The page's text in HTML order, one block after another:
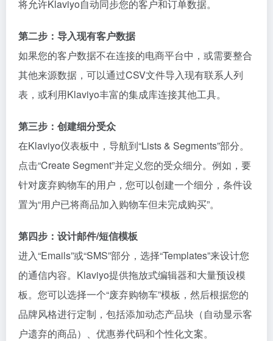
将允许Klaviyo自动同步您的客户和订单数据。
第二步：导入现有客户数据
如果您的客户数据不在连接的电商平台中，或需要整合
其他来源数据，可以通过CSV文件导入现有联系人列
表，或利用Klaviyo丰富的集成库连接其他工具。
第三步：创建细分受众
在Klaviyo仪表板中，导航到“Lists & Segments”部分。
点击“Create Segment”并定义您的受众细分。例如，要
针对废弃购物车的用户，您可以创建一个细分，条件设
置为“用户已将商品加入购物车但未完成购买”。
第四步：设计邮件/短信模板
进入“Emails”或“SMS”部分，选择“Templates”来设计您
的通信内容。Klaviyo提供拖放式编辑器和大量预设模
板。您可以选择一个“废弃购物车”模板，然后根据您的
品牌风格进行定制，包括添加动态产品块（自动显示客
户遗弃的商品）、优惠券代码和个性化文案。